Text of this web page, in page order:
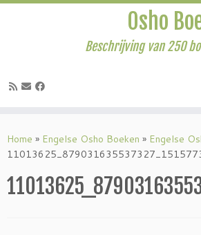
naar
inhoud
Osho
Beschrijving van 250
Home » Engelse Osho Boeken » Engelse